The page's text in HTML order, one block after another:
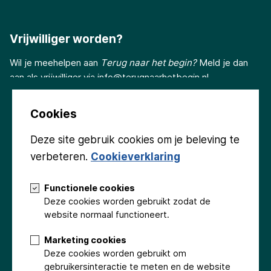
Cookies
Deze site gebruik cookies om je beleving te
verbeteren. Cookieverklaring
Functionele cookies
Deze cookies worden gebruikt zodat de
website normaal functioneert.
Marketing cookies
Deze cookies worden gebruikt om
gebruikersinteractie te meten en de website
Vrijwilliger worden?
Wil je meehelpen aan Terug naar het begin? Meld je dan
aan als vrijwilliger via info@terugnaarhetbegin.nl
Groninger Kerken Gemeente Eemsdelta
Provincie Groningen
Stichting Beringer Hazewinkel
Fonds Podiumkunsten